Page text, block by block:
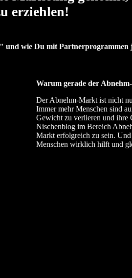
erziehlen!
wie Du mit Partnerprogrammen
Warum gerade der
Der Abnehm-Markt ist nicht
Immer mehr Menschen sind
Gewicht zu verlieren und ihre
Nischenblog im Bereich
Markt erfolgreich zu sein. Und
Menschen wirklich hilft und